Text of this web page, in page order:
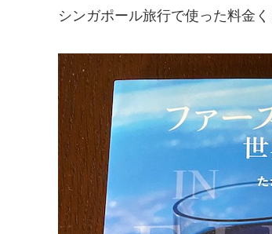
シンガポール旅行で使った料金